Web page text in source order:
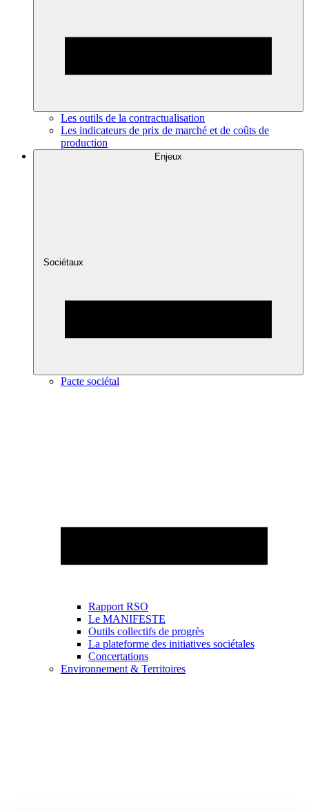
Les outils de la contractualisation
Les indicateurs de prix de marché et de coûts de
production
Enjeux
Sociétaux
Pacte sociétal
Rapport RSO
Le MANIFESTE
Outils collectifs de progrès
La plateforme des initiatives sociétales
Concertations
Environnement & Territoires